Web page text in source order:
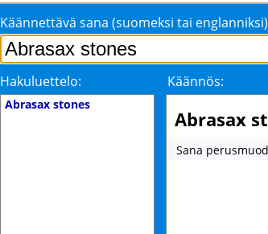
Käännettävä sana (suomeksi tai
Hakuluettelo: Käännös:
Abrasax stones
Abrasax
Sana